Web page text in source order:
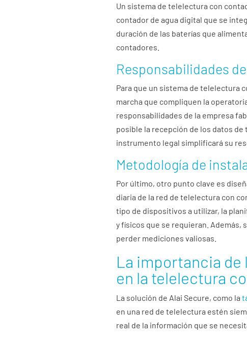
Un sistema de telelectura con
contador de agua digital que se
duración de las baterías que
contadores.
Responsabilidades
Para que un sistema de telelectura
marcha que compliquen la
responsabilidades de la empresa
posible la recepción de los datos
instrumento legal simplificará su
Metodología de
Por último, otro punto clave es
diaria de la red de telelectura con
tipo de dispositivos a utilizar, la
y físicos que se requieran. Además,
perder mediciones valiosas.
La importancia
en la telelectura
La solución de Alai Secure, como la
en una red de telelectura estén
real de la información que se